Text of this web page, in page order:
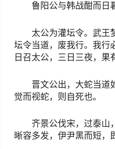
鲁阳公与韩战酣而日
太公为灌坛令。武王
坛令当道，废我行。我行
日召太公，三日三夜，果
晋文公出，大蛇当道
觉而视蛇，则自死也。
齐景公伐宋，过泰山
晰容多发，伊尹黑而短，